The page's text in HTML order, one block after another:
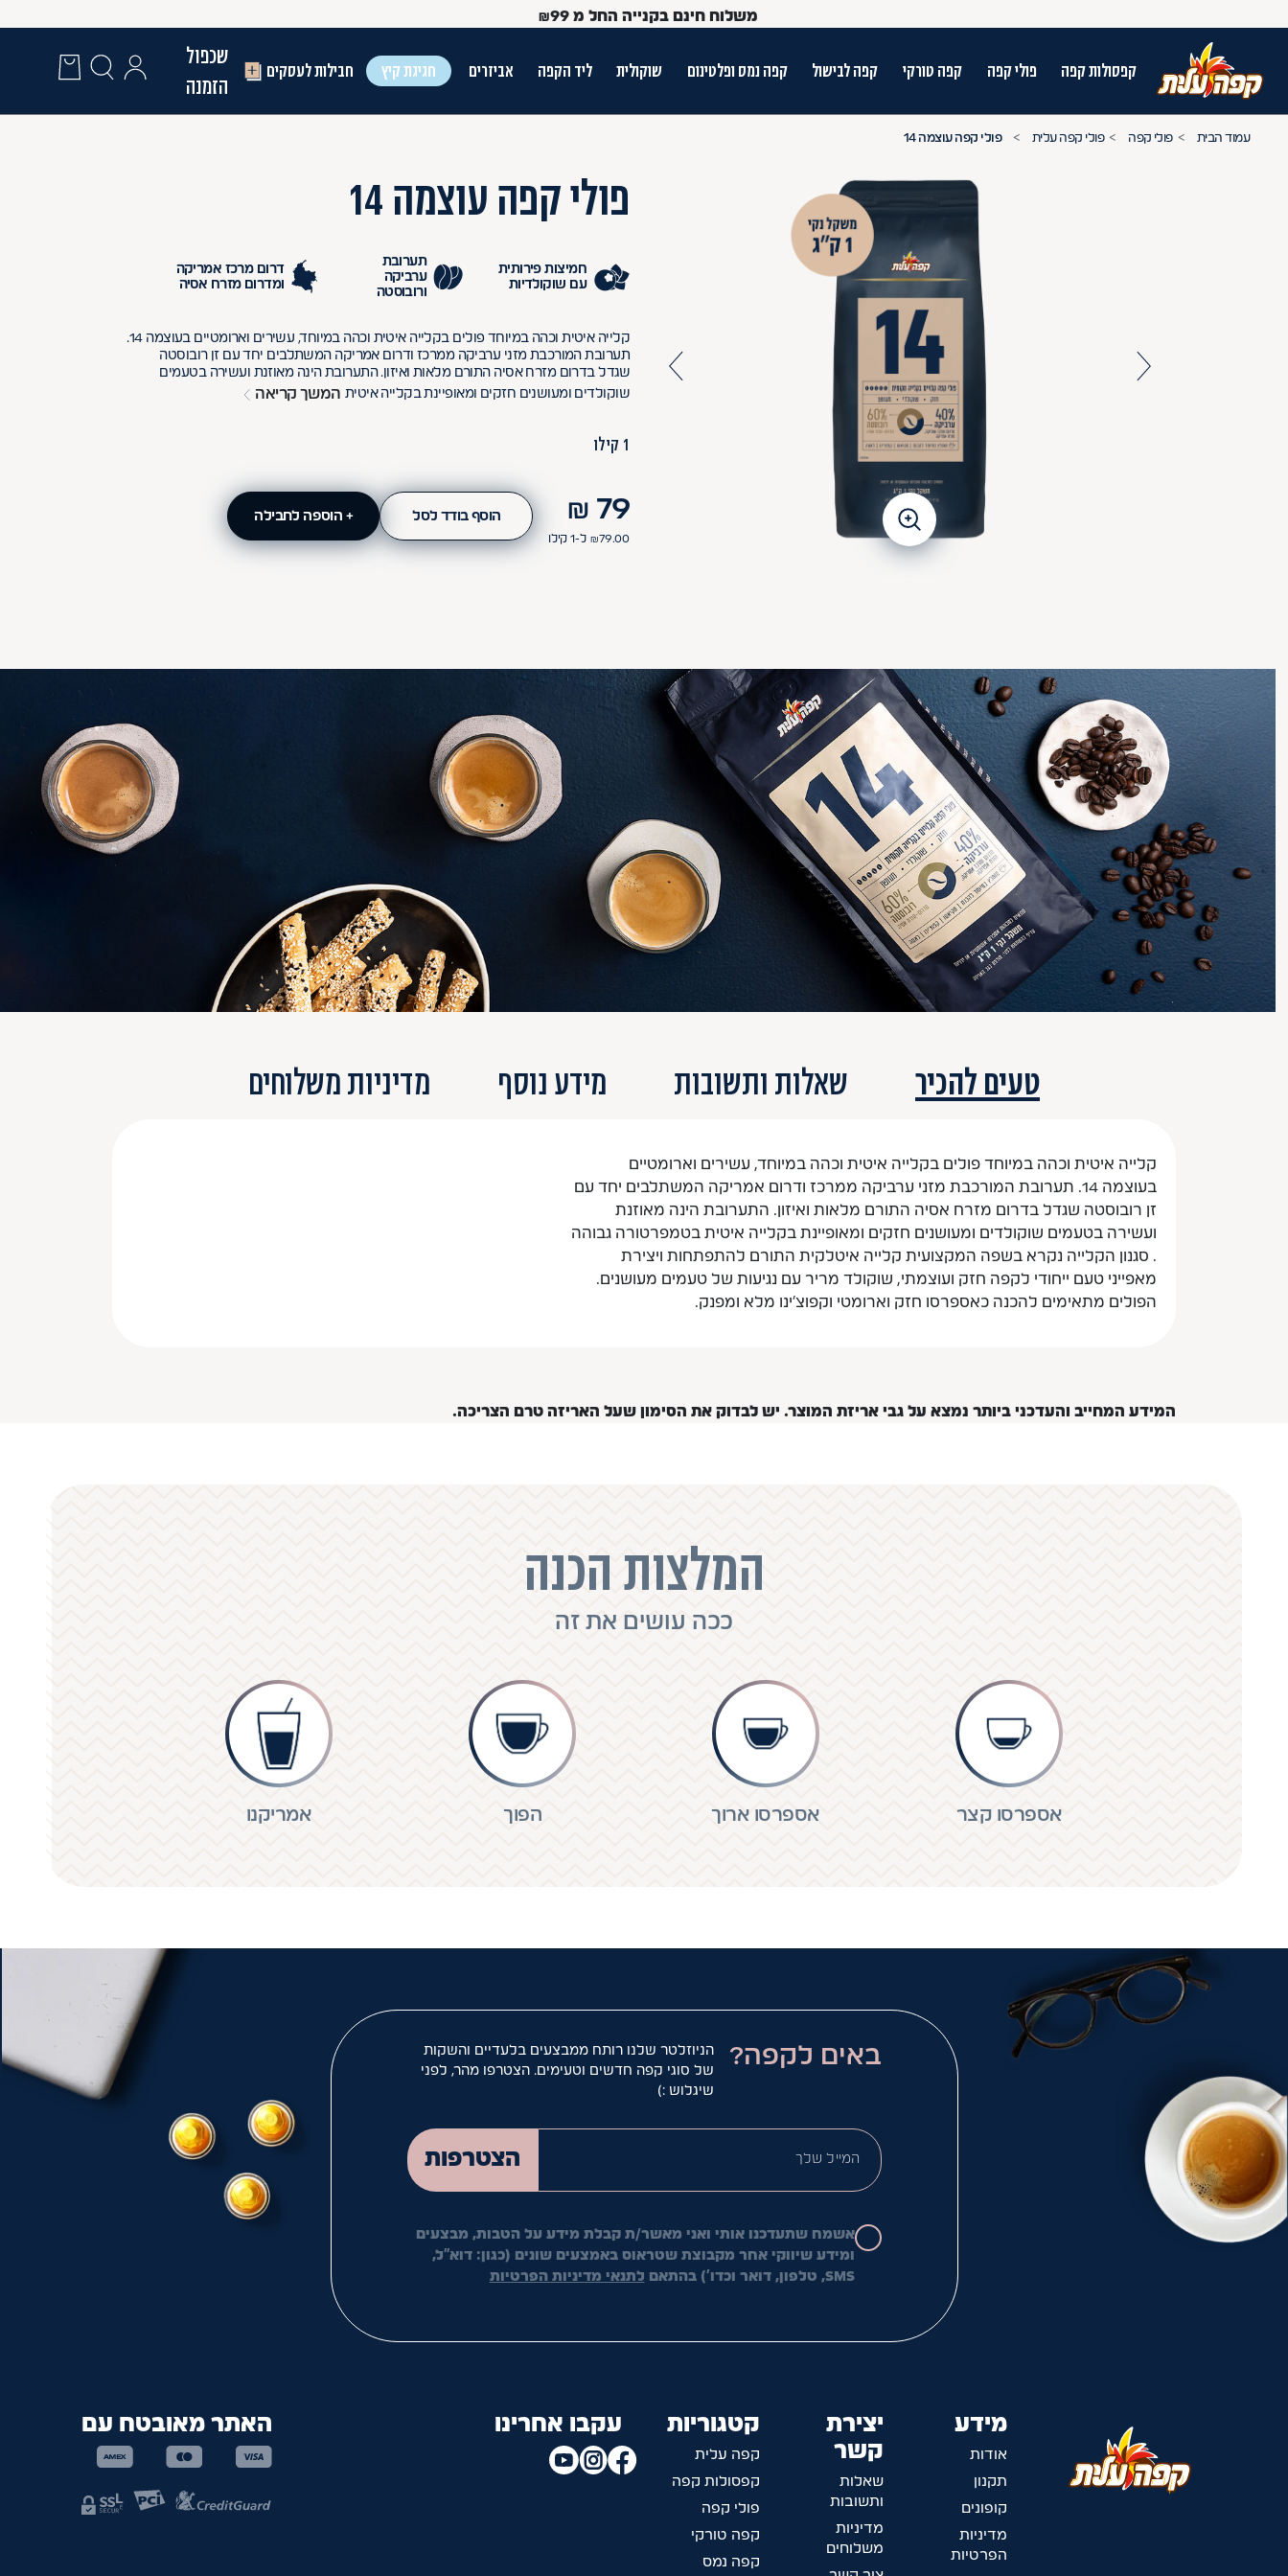
משלוח חינם בקנייה החל מ ₪99
קפסולות קפה פולי קפה קפה טורקי קפה לבישול קפה נמס ופלטינום שוקולית ליד הקפה אביזרים חגיגת קיץ חבילות לעסקים
על מנת לנווט בתת תפריט יש להשתמש במקש הטאב
שכפול
הזמנה
Use Up and Down arrow keys to navigate search results.
עמוד הבית פולי קפה פולי קפה עלית פולי קפה עוצמה 14
פולי קפה עוצמה 14
חמיצות פירותית
עם שוקולדיות
תערובת
ערביקה
ורובוסטה
דרום מרכז אמריקה
ומדרום מזרח אסיה
קלייה איטית וכהה במיוחד פולים בקלייה איטית וכהה במיוחד, עשירים וארומטיים בעוצמה 14.
תערובת המורכבת מזני ערביקה ממרכז ודרום אמריקה המשתלבים יחד עם זן רובוסטה
שגדל בדרום מזרח אסיה התורם מלאות ואיזון. התערובת הינה מאוזנת ועשירה בטעמים
שוקולדים ומעושנים חזקים ומאופיינת בקלייה איטית המשך קריאה
1 קילו
79
₪
79.00
₪ ל-1 קילו
הוסף בודד לסל + הוספה לחבילה
טעים להכיר שאלות ותשובות מידע נוסף מדיניות משלוחים
קלייה איטית וכהה במיוחד פולים בקלייה איטית וכהה במיוחד, עשירים וארומטיים
בעוצמה 14. תערובת המורכבת מזני ערביקה ממרכז ודרום אמריקה המשתלבים יחד עם
זן רובוסטה שגדל בדרום מזרח אסיה התורם מלאות ואיזון. התערובת הינה מאוזנת
ועשירה בטעמים שוקולדים ומעושנים חזקים ומאופיינת בקלייה איטית בטמפרטורה גבוהה
. סגנון הקלייה נקרא בשפה המקצועית קלייה איטלקית התורם להתפתחות ויצירת
מאפייני טעם ייחודי לקפה חזק ועוצמתי, שוקולד מריר עם נגיעות של טעמים מעושנים.
הפולים מתאימים להכנה כאספרסו חזק וארומטי וקפוצ'ינו מלא ומפנק.
המידע המחייב והעדכני ביותר נמצא על גבי אריזת המוצר. יש לבדוק את הסימון שעל האריזה טרם הצריכה.
המלצות הכנה
ככה עושים את זה
אספרסו קצר אספרסו ארוך הפוך אמריקנו
באים לקפה?
הניוזלטר שלנו רותח ממבצעים בלעדיים והשקות
של סוגי קפה חדשים וטעימים. הצטרפו מהר, לפני
שיגלוש :)
הצטרפות
המייל שלך
אשמח שתעדכנו אותי ואני מאשר/ת קבלת מידע על הטבות, מבצעים
ומידע שיווקי אחר מקבוצת שטראוס באמצעים שונים (כגון: דוא"ל,
SMS, טלפון, דואר וכדו') בהתאם
לתנאי מדיניות הפרטיות
מידע
אודות
תקנון
קופונים
מדיניות
הפרטיות
יצירת
קשר
שאלות
ותשובות
מדיניות
משלוחים
קטגוריות
קפה עלית
קפסולות קפה
פולי קפה
קפה טורקי
קפה נמס
עקבו אחרינו האתר מאובטח עם